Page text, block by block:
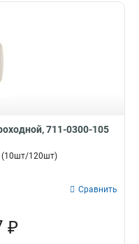
711-0300-105
(10шт/120шт)
Сравнить
₽